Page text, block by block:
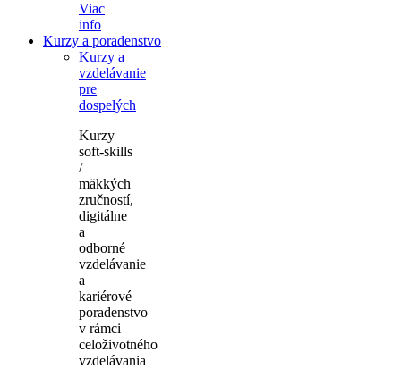
Viac
info
Kurzy a poradenstvo
Kurzy a
vzdelávanie
pre
dospelých
Kurzy
soft-skills
/
mäkkých
zručností,
digitálne
a
odborné
vzdelávanie
a
kariérové
poradenstvo
v rámci
celoživotného
vzdelávania